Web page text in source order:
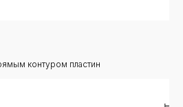
контуром пластин